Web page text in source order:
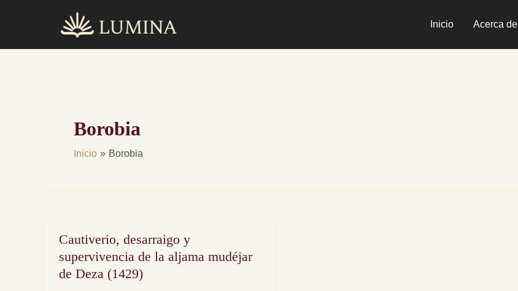
Inicio Acerca de
Borobia
Inicio Borobia
Cautiverio, desarraigo y
supervivencia de la aljama mudéjar
de Deza (1429)
Cautiverio,
desarraigo
y